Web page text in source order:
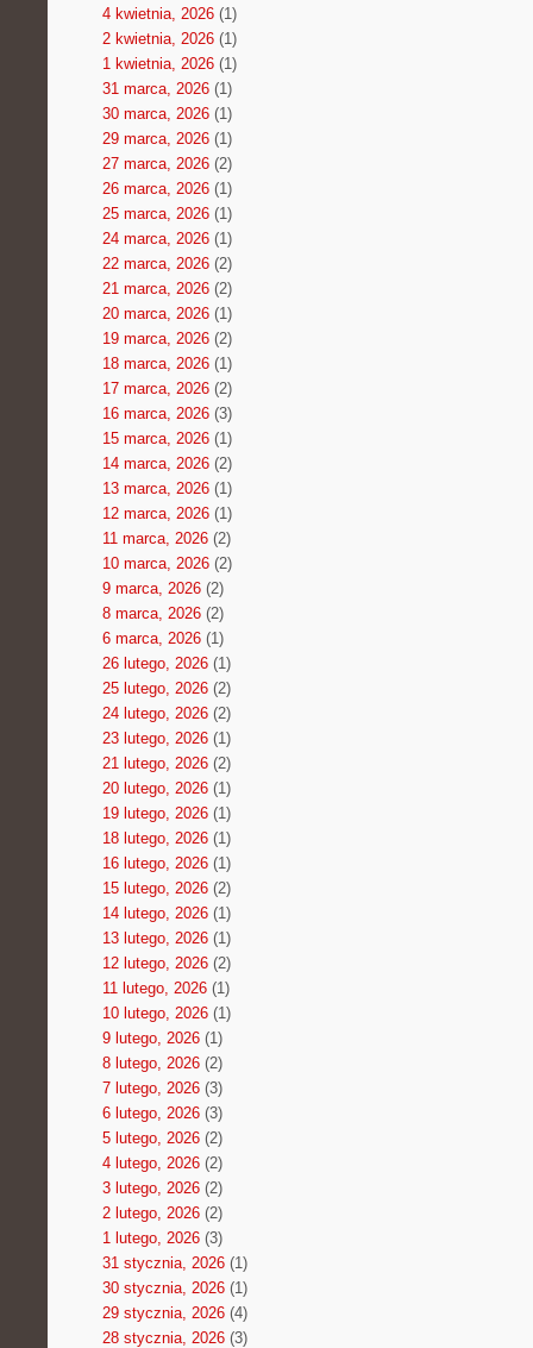
4 kwietnia, 2026(1)
2 kwietnia, 2026(1)
1 kwietnia, 2026(1)
31 marca, 2026(1)
30 marca, 2026(1)
29 marca, 2026(1)
27 marca, 2026(2)
26 marca, 2026(1)
25 marca, 2026(1)
24 marca, 2026(1)
22 marca, 2026(2)
21 marca, 2026(2)
20 marca, 2026(1)
19 marca, 2026(2)
18 marca, 2026(1)
17 marca, 2026(2)
16 marca, 2026(3)
15 marca, 2026(1)
14 marca, 2026(2)
13 marca, 2026(1)
12 marca, 2026(1)
11 marca, 2026(2)
10 marca, 2026(2)
9 marca, 2026(2)
8 marca, 2026(2)
6 marca, 2026(1)
26 lutego, 2026(1)
25 lutego, 2026(2)
24 lutego, 2026(2)
23 lutego, 2026(1)
21 lutego, 2026(2)
20 lutego, 2026(1)
19 lutego, 2026(1)
18 lutego, 2026(1)
16 lutego, 2026(1)
15 lutego, 2026(2)
14 lutego, 2026(1)
13 lutego, 2026(1)
12 lutego, 2026(2)
11 lutego, 2026(1)
10 lutego, 2026(1)
9 lutego, 2026(1)
8 lutego, 2026(2)
7 lutego, 2026(3)
6 lutego, 2026(3)
5 lutego, 2026(2)
4 lutego, 2026(2)
3 lutego, 2026(2)
2 lutego, 2026(2)
1 lutego, 2026(3)
31 stycznia, 2026(1)
30 stycznia, 2026(1)
29 stycznia, 2026(4)
28 stycznia, 2026(3)